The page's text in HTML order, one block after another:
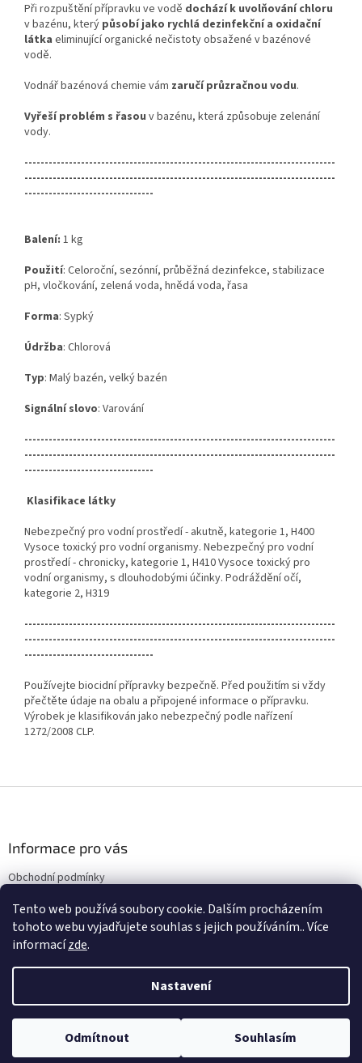
Tento web používá soubory cookie. Dalším procházením
tohoto webu vyjadřujete souhlas s jejich používáním.. Více
informacízde.
Nastavení
Odmítnout Souhlasím
Při rozpuštění přípravku ve vodě dochází k uvolňování chloru
v bazénu, který působí jako rychlá dezinfekční a oxidační
látka eliminující organické nečistoty obsažené v bazénové
vodě.
Vodnář bazénová chemie vám zaručí průzračnou vodu.
Vyřeší problém s řasou v bazénu, která způsobuje zelenání
vody.
-----------------------------------------------------------------------------
-----------------------------------------------------------------------------
--------------------------------
Balení: 1 kg
Použití: Celoroční, sezónní, průběžná dezinfekce, stabilizace
pH, vločkování, zelená voda, hnědá voda, řasa
Forma: Sypký
Údržba: Chlorová
Typ: Malý bazén, velký bazén
Signální slovo: Varování
-----------------------------------------------------------------------------
-----------------------------------------------------------------------------
--------------------------------
Klasifikace látky
Nebezpečný pro vodní prostředí - akutně, kategorie 1, H400
Vysoce toxický pro vodní organismy. Nebezpečný pro vodní
prostředí - chronicky, kategorie 1, H410 Vysoce toxický pro
vodní organismy, s dlouhodobými účinky. Podráždění očí,
kategorie 2, H319
-----------------------------------------------------------------------------
-----------------------------------------------------------------------------
--------------------------------
Používejte biocidní přípravky bezpečně. Před použitím si vždy
přečtěte údaje na obalu a připojené informace o přípravku.
Výrobek je klasifikován jako nebezpečný podle nařízení
1272/2008 CLP.
í
Informace pro vás
Obchodní podmínky
Kontakty
Vytvořil Shoptet
Copyright 2026Canadiana . Všechna práva vyhrazena.